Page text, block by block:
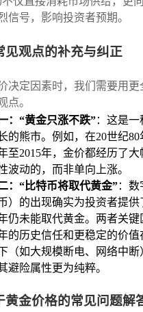
信号，影响投资者预期。
见观点的补充与纠正
决定因素时，我们需要用
点。
：“黄金只涨不跌”：这是一
的熊市。例如，在20世纪80
至2015年，金价都经历了
波动的，而非单向上涨。
：“比特币将取代黄金”：数
）的出现确实为投资者提供
仍未能取代黄金。两者关
的历史信任和更稳定的价值
（如大规模断电、网络中
避险属性更为纯粹。
黄金价格的常见问题解